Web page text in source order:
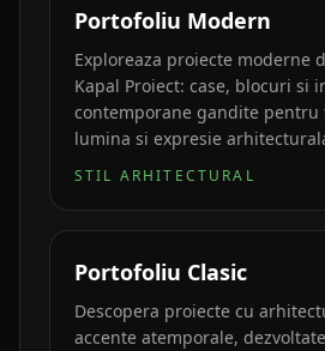
Portofoliu Modern
Exploreaza proiecte moderne
Kapal Proiect: case, blocuri si
contemporane gandite
lumina si expresie
STIL ARHITECTURAL
Portofoliu Clasic
Descopera proiecte cu
accente atemporale,